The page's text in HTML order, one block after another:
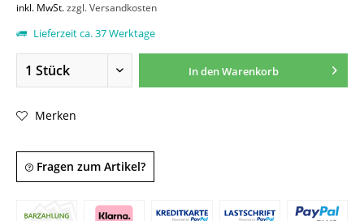
inkl. MwSt.zzgl. Versandkosten
Lieferzeit ca. 37 Werktage
In denWarenkorb
Merken
Fragen zum Artikel?